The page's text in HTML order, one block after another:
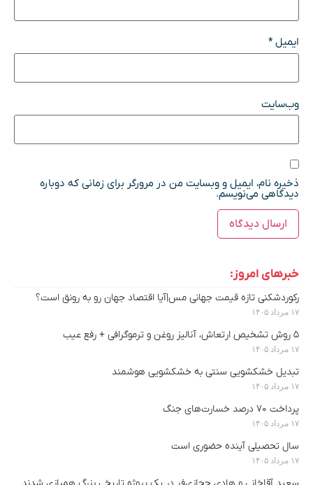
ایمیل*
وب‌سایت
ذخیره نام، ایمیل و وبسایت من در مرورگر برای زمانی که دوباره
دیدگاهی می‌نویسم.
خبرهای امروز:
رکوردشکنی تازه قیمت جهانی مس|آیا اقتصاد جهان رو به رونق است؟
۱۷ مرداد ۱۴۰۵
۵ روش تشخیص ارتعاش، آنالیز روغن و ترموگرافی + رفع عیب
۱۷ مرداد ۱۴۰۵
تبدیل خشکشویی سنتی به خشکشویی هوشمند
۱۷ مرداد ۱۴۰۵
پرداخت ۷۰ درصد خسارت‌های جنگ
۱۷ مرداد ۱۴۰۵
سال تحصیلی آینده حضوری است
۱۷ مرداد ۱۴۰۵